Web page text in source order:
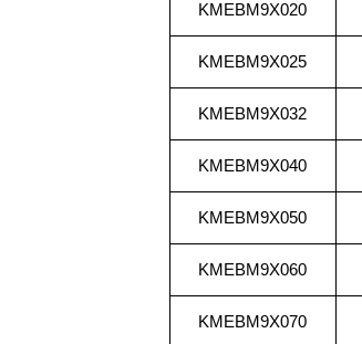
KMEBM9X020
KMEBM9X025
KMEBM9X032
KMEBM9X040
KMEBM9X050
KMEBM9X060
KMEBM9X070